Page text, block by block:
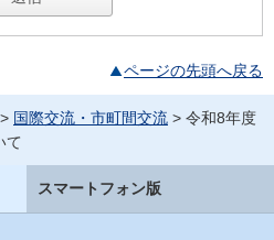
ページの先頭へ戻る
> 国際交流・市町間交流 > 令和8年度
て
スマートフォン版